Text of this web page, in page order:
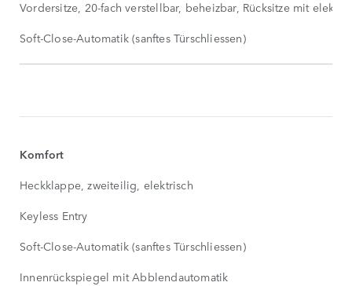
Vordersitze, 20-fach verstellbar, beheizbar, Rücksitze mit
Soft-Close-Automatik (sanftes Türschliessen)
Komfort
Heckklappe, zweiteilig, elektrisch
Keyless Entry
Soft-Close-Automatik (sanftes Türschliessen)
Innenrückspiegel mit Abblendautomatik